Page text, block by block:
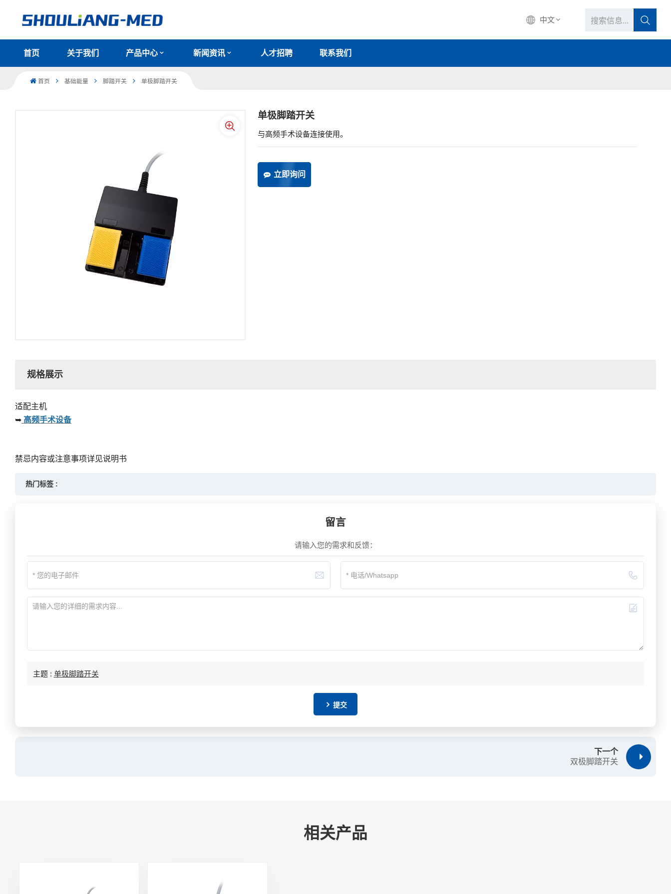
中文
中文
首页 关于我们 产品中心 新闻资讯 人才招聘 联系我们
首页 基础能量 脚踏开关 单极脚踏开关
单极脚踏开关
与高频手术设备连接使用。
立即询问
规格展示
适配主机
➥ 高频手术设备
禁忌内容或注意事项详见说明书
热门标签 :
留言
请输入您的需求和反馈：
主题 : 单极脚踏开关
提交
下一个
双极脚踏开关
相关产品